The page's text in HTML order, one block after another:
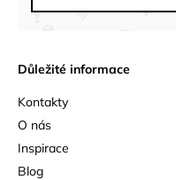
Důležité informace
Kontakty
O nás
Inspirace
Blog